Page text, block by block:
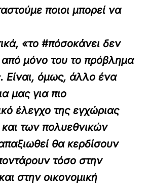
ποιοι μπορεί να
«το #πόσοκάνει δεν
από μόνο του το πρόβλημα
Είναι, όμως, άλλο ένα
μας για πιο
έλεγχο της εγχώριας
των πολυεθνικών
θα κερδίσουν
τόσο στην
στην οικονομική